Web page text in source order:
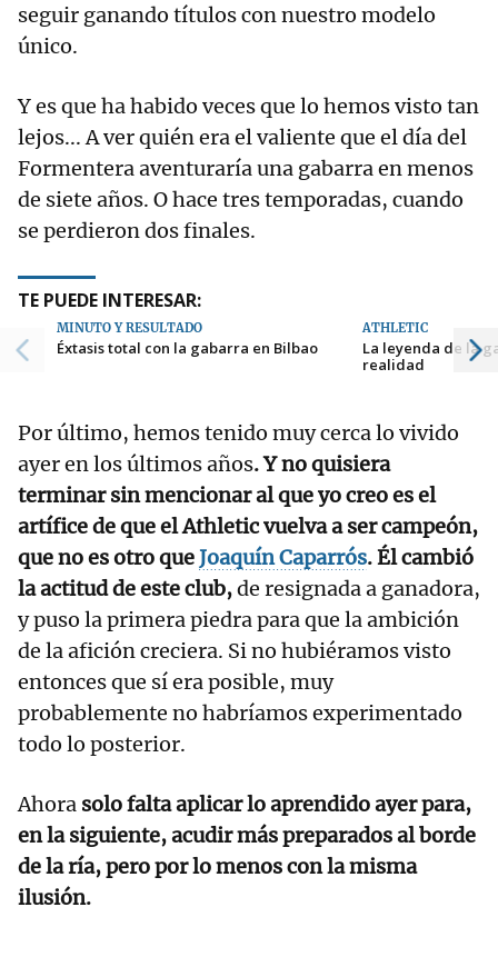
seguir ganando títulos con nuestro modelo
único.
Y es que ha habido veces que lo hemos visto tan
lejos... A ver quién era el valiente que el día del
Formentera aventuraría una gabarra en menos
de siete años. O hace tres temporadas, cuando
se perdieron dos finales.
TE PUEDE INTERESAR:
MINUTO Y RESULTADO
Éxtasis total con la gabarra en Bilbao
ATHLETIC
La leyenda de la
realidad
Por último, hemos tenido muy cerca lo vivido
ayer en los últimos años. Y no quisiera
terminar sin mencionar al que yo creo es el
artífice de que el Athletic vuelva a ser campeón,
que no es otro queJoaquín Caparrós. Él cambió
la actitud de este club,de resignada a ganadora,
y puso la primera piedra para que la ambición
de la afición creciera. Si no hubiéramos visto
entonces que sí era posible, muy
probablemente no habríamos experimentado
todo lo posterior.
Ahora solo falta aplicar lo aprendido ayer para,
en la siguiente, acudir más preparados al borde
de la ría, pero por lo menos con la misma
ilusión.